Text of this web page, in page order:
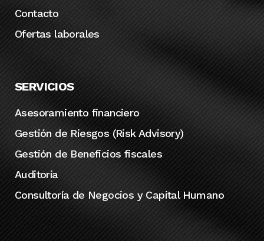
Contacto
Ofertas laborales
SERVICIOS
Asesoramiento financiero
Gestión de Riesgos (Risk Advisory)
Gestión de Beneficios fiscales
Auditoría
Consultoría de Negocios y Capital Humano